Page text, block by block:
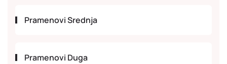
Pramenovi Srednja
Pramenovi Duga